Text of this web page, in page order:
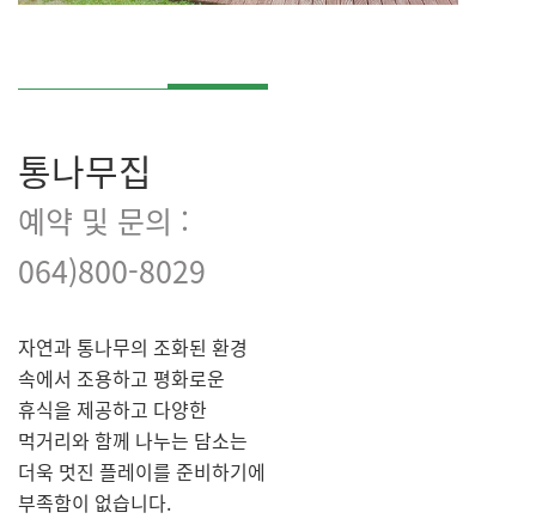
통나무집
예약 및 문의 :
064)800-8029
자연과 통나무의 조화된 환경
속에서 조용하고 평화로운
휴식을 제공하고 다양한
먹거리와 함께 나누는 담소는
더욱 멋진 플레이를 준비하기에
부족함이 없습니다.